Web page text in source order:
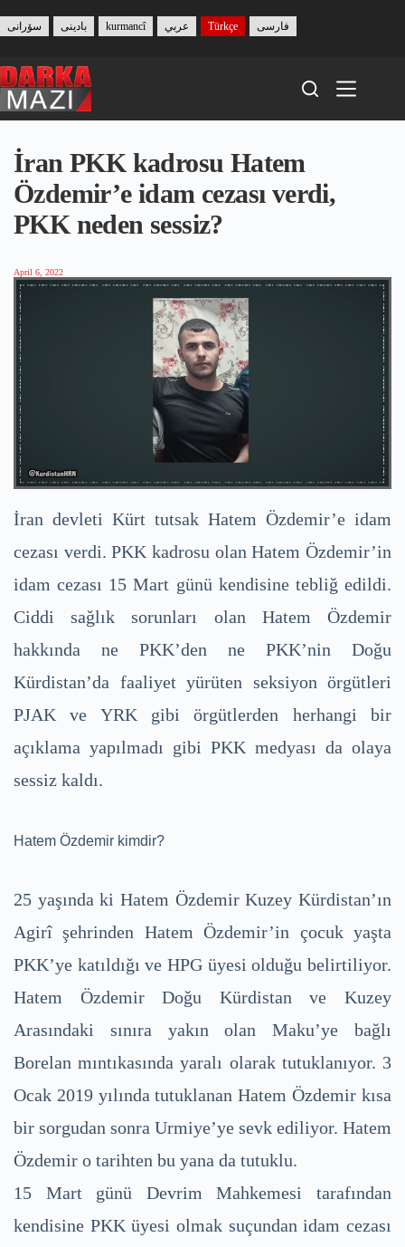
content
بادینی سۆرانی kurmancî عربي Türkçe فارسی
İran PKK kadrosu Hatem
Özdemir’e idam cezası verdi,
PKK neden sessiz?
April 6, 2022
İran devleti Kürt tutsak Hatem Özdemir’e idam
cezası verdi. PKK kadrosu olan Hatem Özdemir’in
idam cezası 15 Mart günü kendisine tebliğ edildi.
Ciddi sağlık sorunları olan Hatem Özdemir
hakkında ne PKK’den ne PKK’nin Doğu
Kürdistan’da faaliyet yürüten seksiyon örgütleri
PJAK ve YRK gibi örgütlerden herhangi bir
açıklama yapılmadı gibi PKK medyası da olaya
sessiz kaldı.
Hatem Özdemir kimdir?
25 yaşında ki Hatem Özdemir Kuzey Kürdistan’ın
Agirî şehrinden Hatem Özdemir’in çocuk yaşta
PKK’ye katıldığı ve HPG üyesi olduğu belirtiliyor.
Hatem Özdemir Doğu Kürdistan ve Kuzey
Arasındaki sınıra yakın olan Maku’ye bağlı
Borelan mıntıkasında yaralı olarak tutuklanıyor. 3
Ocak 2019 yılında tutuklanan Hatem Özdemir kısa
bir sorgudan sonra Urmiye’ye sevk ediliyor. Hatem
Özdemir o tarihten bu yana da tutuklu.
15 Mart günü Devrim Mahkemesi tarafından
kendisine PKK üyesi olmak suçundan idam cezası